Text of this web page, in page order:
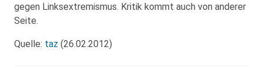
gegen Linksextremismus. Kritik kommt auch von anderer
Seite.
Quelle: taz (26.02.2012)